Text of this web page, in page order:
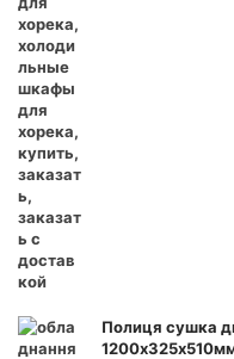
Полиця сушка